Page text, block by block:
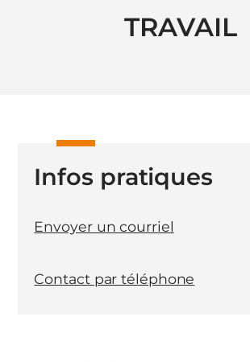
TRAVAIL
Infos pratiques
Envoyer un courriel
Contact par téléphone